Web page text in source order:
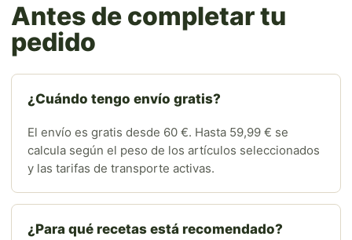
Antes de completar tu
pedido
¿Cuándo tengo envío gratis?
El envío es gratis desde 60 €. Hasta 59,99 € se
calcula según el peso de los artículos seleccionados
y las tarifas de transporte activas.
¿Para qué recetas está recomendado?